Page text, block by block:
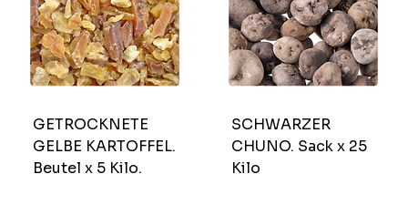
GETROCKNETE
GELBE KARTOFFEL.
Beutel x 5 Kilo.
SCHWARZER
CHUNO. Sack x 25
Kilo